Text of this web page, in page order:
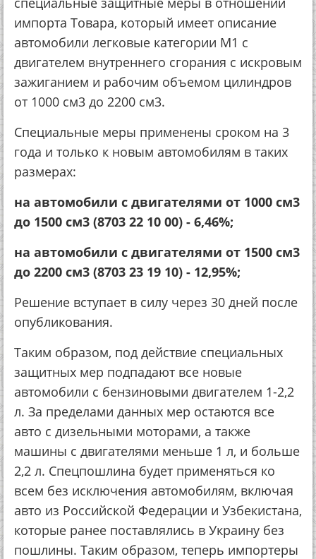
импорта Товара, который имеет описание
автомобили легковые категории М1 с
двигателем внутреннего сгорания с искровым
зажиганием и рабочим объемом цилиндров
от 1000 см3 до 2200 см3.
Специальные меры применены сроком на 3
года и только к новым автомобилям в таких
размерах:
на автомобили с двигателями от 1000 см3
до 1500 см3 (8703 22 10 00) - 6,46%;
на автомобили с двигателями от 1500 см3
до 2200 см3 (8703 23 19 10) - 12,95%;
Решение вступает в силу через 30 дней после
опубликования.
Таким образом, под действие специальных
защитных мер подпадают все новые
автомобили с бензиновыми двигателем 1-2,2
л. За пределами данных мер остаются все
авто с дизельными моторами, а также
машины с двигателями меньше 1 л, и больше
2,2 л. Cпецпошлина будет применяться ко
всем без исключения автомобилям, включая
авто из Российской Федерации и Узбекистана,
которые ранее поставлялись в Украину без
пошлины. Таким образом, теперь импортеры